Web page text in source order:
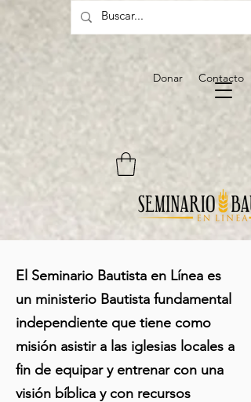
Donar Contacto
El Seminario Bautista en Línea es
un ministerio Bautista fundamental
independiente que tiene como
misión asistir a las iglesias locales a
fin de equipar y entrenar con una
visión bíblica y con recursos